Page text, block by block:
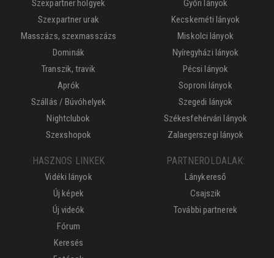
Szexpartner hölgyek
Szexpartner urak
Masszázs, szexmasszázs
Dominák
Transzik, travik
Aprók
Szállás / Búvóhelyek
Nightclubok
Szexshopok
Győri lányok
Kecskeméti lányok
Miskolci lányok
Nyíregyházi lányok
Pécsi lányok
Soproni lányok
Szegedi lányok
Székesfehérvári lányok
Zalaegerszegi lányok
HASZNOS LINKEK
Vidéki lányok
Új képek
Új videók
Fórum
Keresés
PARTNEROLDALAK:
Lánykereső
Csajszik
További partnerek